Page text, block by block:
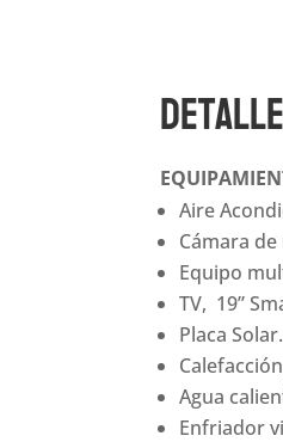
Aire
Cámara
Equipo
TV, 19”
Placa Solar.
Agua
Enfriador